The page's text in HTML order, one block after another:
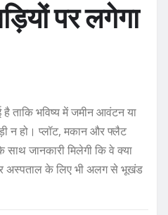
पर लगेगा
है ताकि भविष्य में जमीन आवंटन या
न हो। प्लॉट, मकान और फ्लैट
साथ जानकारी मिलेगी कि वे क्या
अस्पताल के लिए भी अलग से भूखंड